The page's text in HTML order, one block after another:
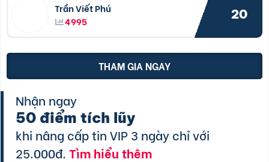
Trần Viết Phú
4995
20
THAM GIA NGAY
Nhận ngay
50 điểm tích lũy
khi nâng cấp tin VIP 3 ngày chỉ với
25.000đ.Tìm hiểu thêm